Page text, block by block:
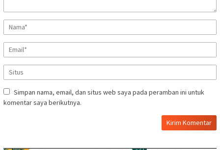
Simpan nama, email, dan situs web saya pada peramban ini untuk
komentar saya berikutnya.